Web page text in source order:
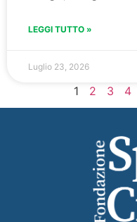
LEGGI TUTTO »
Luglio 23, 2026
1 2 3 4